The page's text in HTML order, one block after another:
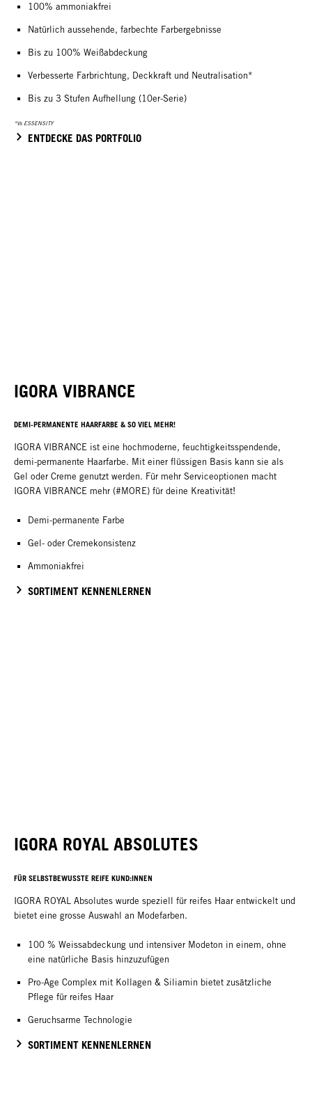
100% ammoniakfrei
Natürlich aussehende, farbechte Farbergebnisse
Bis zu 100% Weißabdeckung
Verbesserte Farbrichtung, Deckkraft und Neutralisation*
Bis zu 3 Stufen Aufhellung (10er-Serie)
*Vs ESSENSITY
ENTDECKE DAS PORTFOLIO
IGORA VIBRANCE
DEMI-PERMANENTE HAARFARBE & SO VIEL MEHR!
IGORA VIBRANCE ist eine hochmoderne, feuchtigkeitsspendende,
demi-permanente Haarfarbe. Mit einer flüssigen Basis kann sie als
Gel oder Creme genutzt werden. Für mehr Serviceoptionen macht
IGORA VIBRANCE mehr (#MORE) für deine Kreativität!
Demi-permanente Farbe
Gel- oder Cremekonsistenz
Ammoniakfrei
SORTIMENT KENNENLERNEN
IGORA ROYAL ABSOLUTES
FÜR SELBSTBEWUSSTE REIFE KUND:INNEN
IGORA ROYAL Absolutes wurde speziell für reifes Haar entwickelt und
bietet eine grosse Auswahl an Modefarben.
100 % Weissabdeckung und intensiver Modeton in einem, ohne
eine natürliche Basis hinzuzufügen
Pro-Age Complex mit Kollagen & Siliamin bietet zusätzliche
Pflege für reifes Haar
Geruchsarme Technologie
SORTIMENT KENNENLERNEN